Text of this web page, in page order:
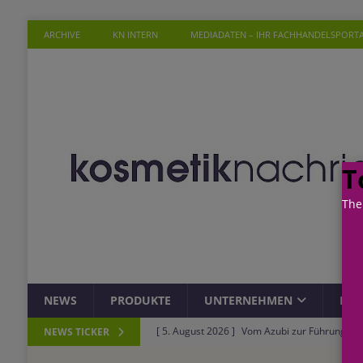
ARCHIVE KN INTERN MEDIADATEN – IHR
NEWS PRODUKTE UNTERNEHMEN
NEWS TICKER [ 5. August 2026 ] Vom Azubi zur